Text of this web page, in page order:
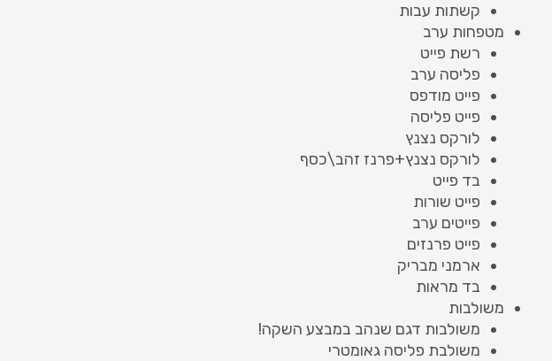
קשתות עבות
מטפחות ערב
רשת פייט
פליסה ערב
פייט מודפס
פייט פליסה
לורקס נצנץ
לורקס נצנץ+פרנז זהב\כסף
בד פייט
פייט שורות
פייטים ערב
פייט פרנזים
ארמני מבריק
בד מראות
משולבות
משולבות דגם שנהב במבצע השקה!
משולבת פליסה גאומטרי